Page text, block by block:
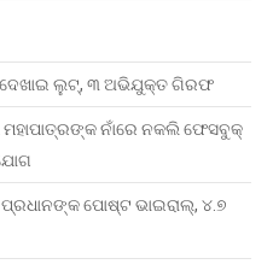
ଦେଖାଇ ଲୁଟ୍, ୩ ଅଭିଯୁକ୍ତ ଗିରଫ
ନାଁରେ ନକଲି ଫେସବୁକ୍
ପ୍ରଧାନଙ୍କ ପୋଷ୍ଟ ଭାଇରାଲ୍, ୪.୭